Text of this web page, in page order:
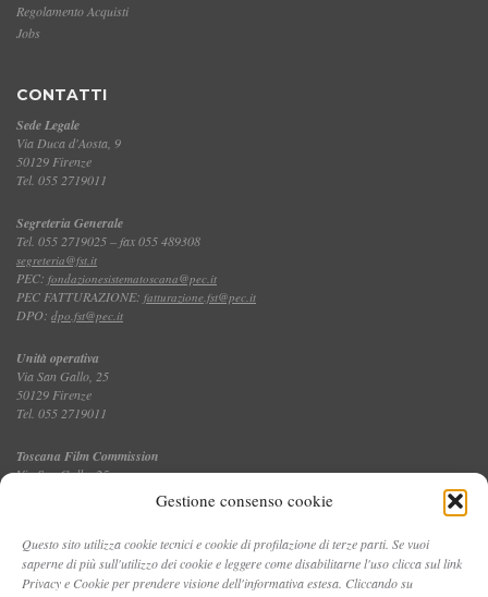
Gestione consenso cookie
Questo sito utilizza cookie tecnici e cookie di profilazione di terze parti. Se vuoi
saperne di più sull'utilizzo dei cookie e leggere come disabilitarne l'uso clicca sul link
Privacy e Cookie per prendere visione dell'informativa estesa. Cliccando su
Regolamento Acquisti
Jobs
CONTATTI
Sede Legale
Via Duca d'Aosta, 9
50129 Firenze
Tel. 055 2719011
Segreteria Generale
Tel. 055 2719025 – fax 055 489308
segreteria@fst.it
PEC: fondazionesistematoscana@pec.it
PEC FATTURAZIONE: fatturazione.fst@pec.it
DPO: dpo.fst@pec.it
Unità operativa
Via San Gallo, 25
50129 Firenze
Tel. 055 2719011
Toscana Film Commission
Via San Gallo, 25
Tel. 055 2719035 – fax 055 2719027
CONTATTI